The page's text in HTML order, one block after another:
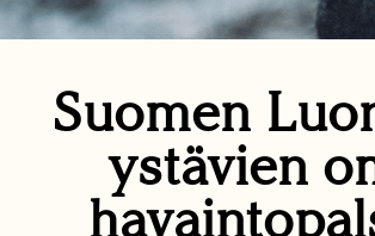
Suomen
ystävien